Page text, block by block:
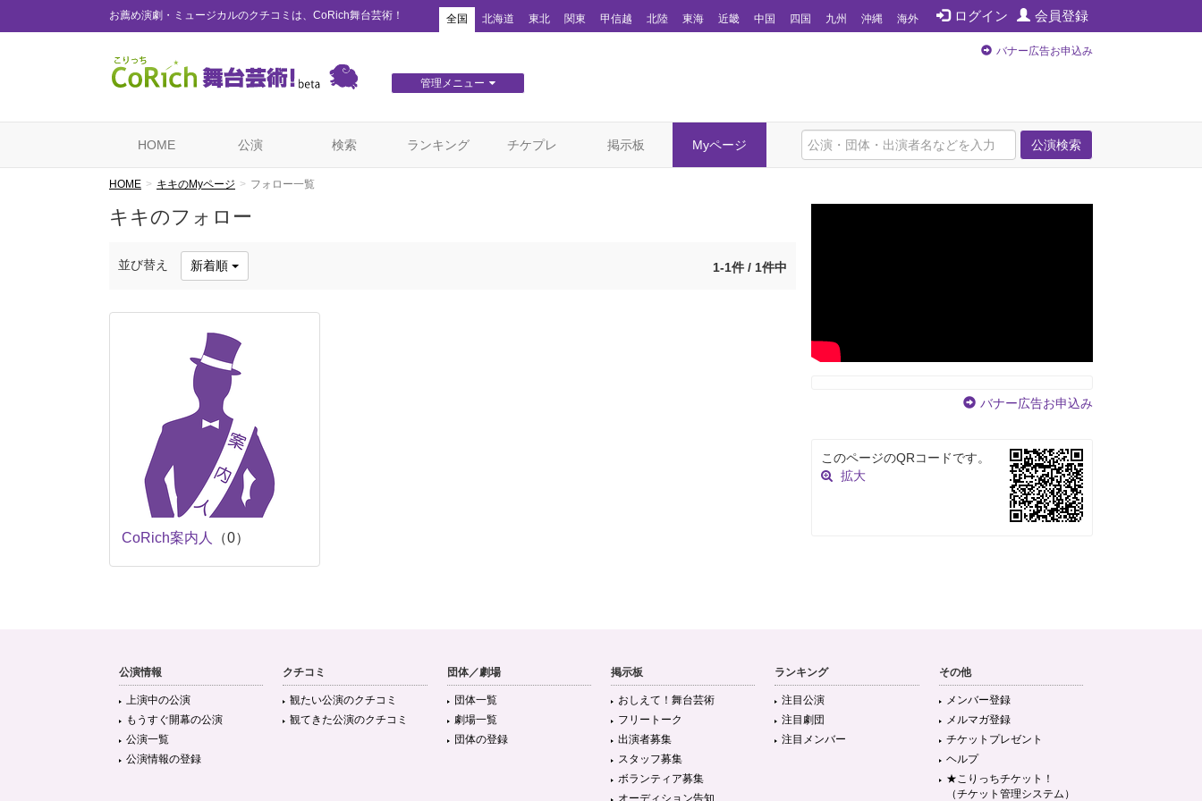
お薦め演劇・ミュージカルのクチコミは、CoRich舞台芸術！ ログイン 会員登録
全国 北海道 東北 関東 甲信越 北陸 東海 近畿 中国 四国 九州 沖縄 海外
管理メニュー
バナー広告お申込み
公演検索
HOME 公演 検索 ランキング チケプレ 掲示板 Myページ
HOME キキのMyページ フォロー一覧
キキのフォロー
並び替え 新着順 1-1件 / 1件中
CoRich案内人 （0）
バナー広告お申込み
このページのQRコードです。
拡大
公演情報
上演中の公演
もうすぐ開幕の公演
公演一覧
公演情報の登録
クチコミ
観たい公演のクチコミ
観てきた公演のクチコミ
団体／劇場
団体一覧
劇場一覧
団体の登録
掲示板
おしえて！舞台芸術
フリートーク
出演者募集
スタッフ募集
ボランティア募集
オーディション告知
ランキング
注目公演
注目劇団
注目メンバー
その他
メンバー登録
メルマガ登録
チケットプレゼント
ヘルプ
★こりっちチケット！
（チケット管理システム）